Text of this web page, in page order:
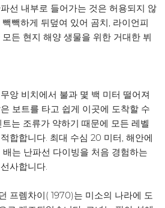
선 내부로 들어가는 것은 허용되지 않
빽하게 뒤덮여 있어 곰치, 라이언피
든 현지 해양 생물을 위한 거대한 뷔
앙 비치에서 불과 몇 백 미터 떨어져
보트를 타고 쉽게 이곳에 도착할 수
는 조류가 약하기 때문에 모든 레벨
합합니다. 최대 수심 20 미터, 해안에
는 난파선 다이빙을 처음 경험하는
사합니다.
프렘차이( 1970)는 미소의 나라에 도